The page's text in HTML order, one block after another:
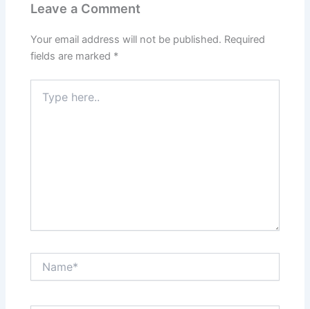
Leave a Comment
Your email address will not be published. Required
fields are marked *
here..